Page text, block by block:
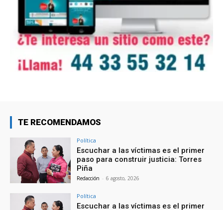
TE RECOMENDAMOS
Política
Escuchar a las víctimas es el primer
paso para construir justicia: Torres
Piña
Redacción - 6 agosto, 2026
Política
Escuchar a las víctimas es el primer